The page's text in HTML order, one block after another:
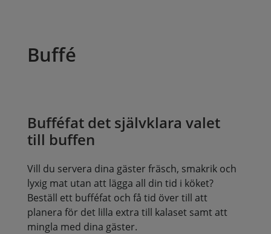
Buffé
Bufféfat det självklara valet
till buffen
Vill du servera dina gäster fräsch, smakrik och
lyxig mat utan att lägga all din tid i köket?
Beställ ett bufféfat och få tid över till att
planera för det lilla extra till kalaset samt att
mingla med dina gäster.